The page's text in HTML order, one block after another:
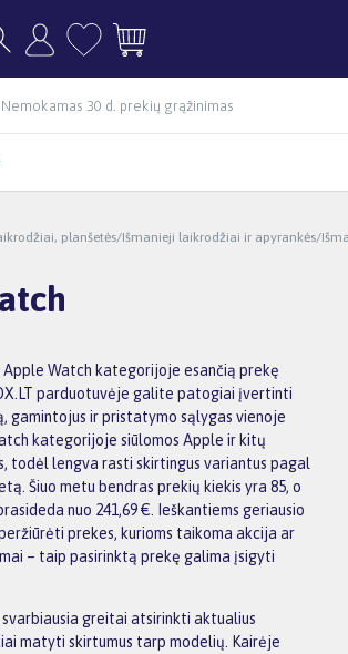
Nemokamas 30 d. prekių grąžinimas
planšetės/Išmanieji laikrodžiai ir apyrankės/
Watch kategorijoje esančią prekę
parduotuvėje galite patogiai įvertinti
gamintojus ir pristatymo sąlygas vienoje
kategorijoje siūlomos Apple ir kitų
todėl lengva rasti skirtingus variantus pagal
Šiuo metu bendras prekių kiekis yra 85, o
nuo 241,69 €. Ieškantiems geriausio
prekes, kurioms taikoma akcija ar
– taip pasirinktą prekę galima įsigyti
svarbiausia greitai atsirinkti aktualius
matyti skirtumus tarp modelių. Kairėje